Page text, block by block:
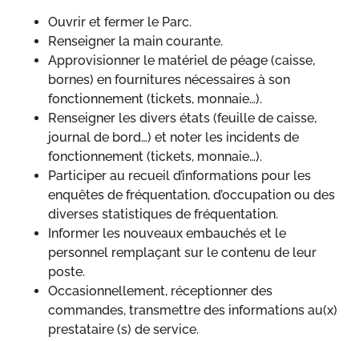
Ouvrir et fermer le Parc.
Renseigner la main courante.
Approvisionner le matériel de péage (caisse,
bornes) en fournitures nécessaires à son
fonctionnement (tickets, monnaie…).
Renseigner les divers états (feuille de caisse,
journal de bord…) et noter les incidents de
fonctionnement (tickets, monnaie…).
Participer au recueil d’informations pour les
enquêtes de fréquentation, d’occupation ou des
diverses statistiques de fréquentation.
Informer les nouveaux embauchés et le
personnel remplaçant sur le contenu de leur
poste.
Occasionnellement, réceptionner des
commandes, transmettre des informations au(x)
prestataire (s) de service.